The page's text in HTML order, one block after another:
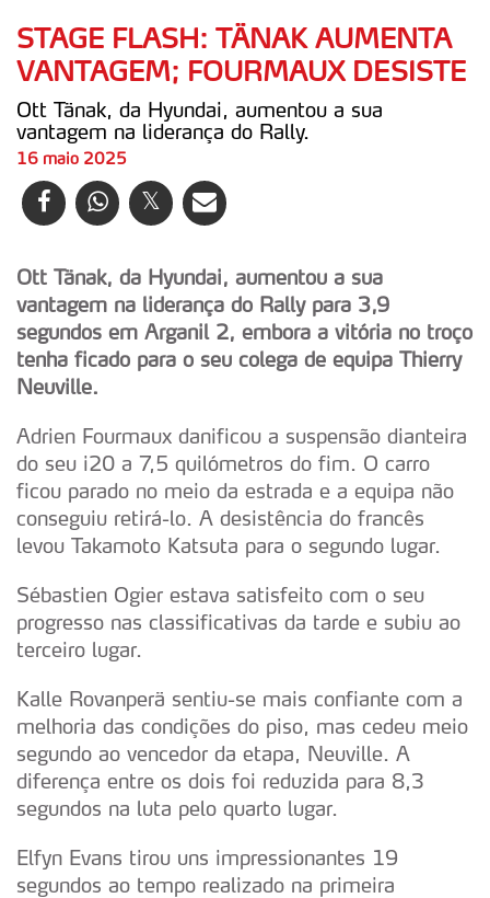
STAGE FLASH: TÄNAK AUMENTA
VANTAGEM; FOURMAUX DESISTE
Ott Tänak, da Hyundai, aumentou a sua
vantagem na liderança do Rally.
16 maio 2025
Ott Tänak, da Hyundai, aumentou a sua
vantagem na liderança do Rally para 3,9
segundos em Arganil 2, embora a vitória no troço
tenha ficado para o seu colega de equipa Thierry
Neuville.
Adrien Fourmaux danificou a suspensão dianteira
do seu i20 a 7,5 quilómetros do fim. O carro
ficou parado no meio da estrada e a equipa não
conseguiu retirá-lo. A desistência do francês
levou Takamoto Katsuta para o segundo lugar.
Sébastien Ogier estava satisfeito com o seu
progresso nas classificativas da tarde e subiu ao
terceiro lugar.
Kalle Rovanperä sentiu-se mais confiante com a
melhoria das condições do piso, mas cedeu meio
segundo ao vencedor da etapa, Neuville. A
diferença entre os dois foi reduzida para 8,3
segundos na luta pelo quarto lugar.
Elfyn Evans tirou uns impressionantes 19
segundos ao tempo realizado na primeira